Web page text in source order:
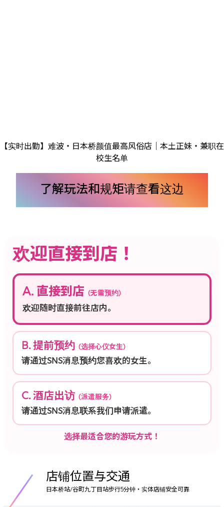
【实时出勤】难波・日本桥颜值最高风俗店｜本土正妹・兼职在
校生名单
了解玩法和规矩请查看这边
欢迎直接到店！
A. 直接到店 (无需预约)
欢迎随时直接前往店内。
B. 提前预约 (选择心仪女生)
请通过SNS消息预约您喜欢的女生。
C. 酒店出访 (派遣服务)
请通过SNS消息联系我们申请派遣。
选择最适合您的游玩方式！
店铺位置与交通
日本桥站/谷町九丁目站步行5分钟・实体店铺安全可靠